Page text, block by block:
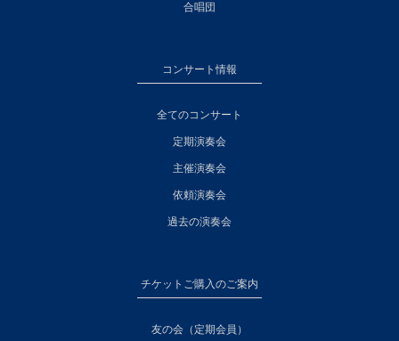
合唱団
コンサート情報
全てのコンサート
定期演奏会
主催演奏会
依頼演奏会
過去の演奏会
チケットご購入のご案内
友の会（定期会員）